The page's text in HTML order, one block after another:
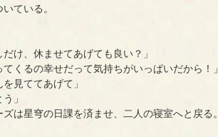
ている。
け、休ませてあげても良い？」
くるの幸せだって気持ちがいっぱいだから！」
見ててあげて」
」
は星穹の日課を済ませ、二人の寝室へと戻る。